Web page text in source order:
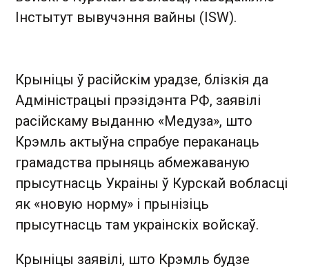
Інстытут вывучэння вайны (ISW).
Крыніцы ў расійскім урадзе, блізкія да
Адміністрацыі прэзідэнта РФ, заявілі
расійскаму выданню «Медуза», што
Крэмль актыўна спрабуе пераканаць
грамадства прыняць абмежаваную
прысутнасць Украіны ў Курскай вобласці
як «новую норму» і прынізіць
прысутнасць там украінскіх войскаў.
Крыніцы заявілі, што Крэмль будзе